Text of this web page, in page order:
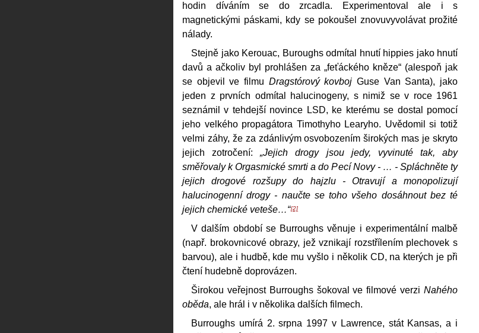
hodin díváním se do zrcadla. Experimentoval ale i s
magnetickými páskami, kdy se pokoušel znovuvyvolávat prožité
nálady.
Stejně jako Kerouac, Buroughs odmítal hnutí hippies jako hnutí
davů a ačkoliv byl prohlášen za „feťáckého kněze“ (alespoň jak
se objevil ve filmu Dragstórový kovboj Guse Van Santa), jako
jeden z prvních odmítal halucinogeny, s nimiž se v roce 1961
seznámil v tehdejší novince LSD, ke kterému se dostal pomocí
jeho velkého propagátora Timothyho Learyho. Uvědomil si totiž
velmi záhy, že za zdánlivým osvobozením širokých mas je skryto
jejich zotročení:„Jejich drogy jsou jedy, vyvinuté tak, aby
směřovaly k Orgasmické smrti a do Pecí Novy - … - Spláchněte ty
jejich drogové rozšupy do hajzlu - Otravují a monopolizují
halucinogenní drogy - naučte se toho všeho dosáhnout bez té
jejich chemické veteše…“[2]
V dalším období se Burroughs věnuje i experimentální malbě
(např. brokovnicové obrazy, jež vznikají rozstřílením plechovek s
barvou), ale i hudbě, kde mu vyšlo i několik CD, na kterých je při
čtení hudebně doprovázen.
Širokou veřejnost Burroughs šokoval ve filmové verzi Nahého
oběda, ale hrál i v několika dalších filmech.
Burroughs umírá 2. srpna 1997 v Lawrence, stát Kansas, a i